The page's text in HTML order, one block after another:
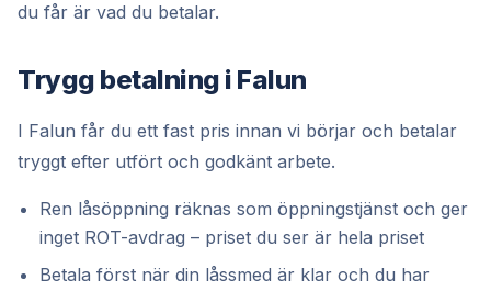
du får är vad du betalar.
Trygg betalning i Falun
I Falun får du ett fast pris innan vi börjar och betalar
tryggt efter utfört och godkänt arbete.
Ren låsöppning räknas som öppningstjänst och ger
inget ROT-avdrag – priset du ser är hela priset
Betala först när din låssmed är klar och du har